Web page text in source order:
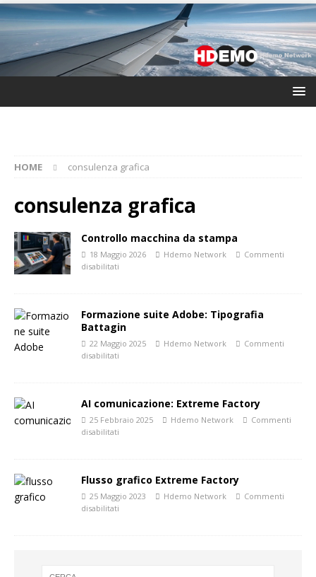
HOME consulenza grafica
consulenza grafica
Controllo macchina da stampa
18 Maggio 2026 Hdemo Network
Commenti
disabilitati
Formazione suite Adobe: Tipografia
Battagin
22 Maggio 2025 Hdemo Network
Commenti
disabilitati
AI comunicazione: Extreme Factory
25 Febbraio 2025 Hdemo Network
Commenti
disabilitati
Flusso grafico Extreme Factory
25 Maggio 2023 Hdemo Network
Commenti
disabilitati